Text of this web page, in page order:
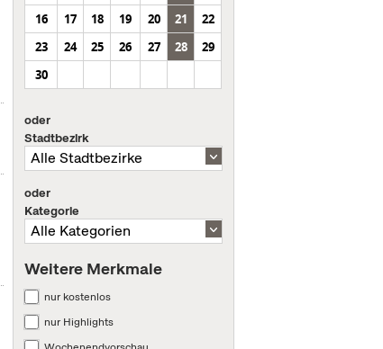
16
17 18 19 20 21
22
23
24 25 26 27 28
29
30
oder
Stadtbezirk
oder
Kategorie
Weitere Merkmale
nur kostenlos
nur Highlights